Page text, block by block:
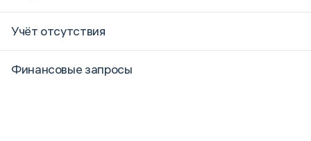
Учёт отсутствия
Финансовые запросы